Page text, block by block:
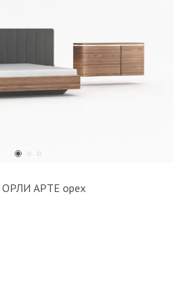
ОРЛИ АРТЕ орех